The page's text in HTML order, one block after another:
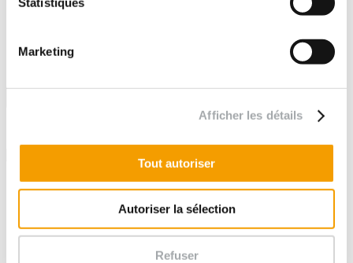
Marketing
Afficher les détails
Tout autoriser
Autoriser la sélection
Refuser
Particuliers
Liens utiles
Brochures
Plan du site
Mentions légales
Politique de confidentialité